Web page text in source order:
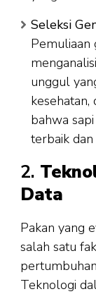
Seleksi
Pemuliaan
unggul
kesehatan,
bahwa
terbaik
2.
Data
Pakan yang
salah satu
Teknologi